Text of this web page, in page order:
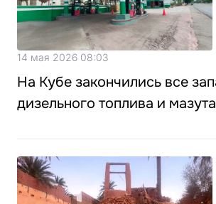
14 мая 2026 08:03
На Кубе закончились все
дизельного топлива и мазута